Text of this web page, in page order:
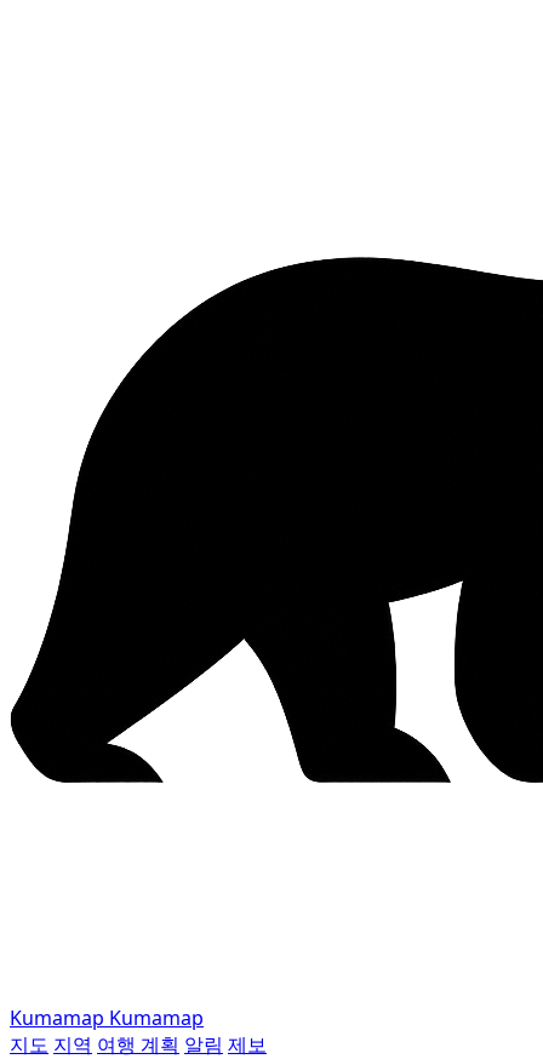
Kumamap Kumamap
지도 지역 여행 계획 알림 제보